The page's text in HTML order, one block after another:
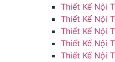
Thiết Kế Nội
Thiết Kế Nội
Thiết Kế Nội
Thiết Kế Nội
Thiết Kế Nội